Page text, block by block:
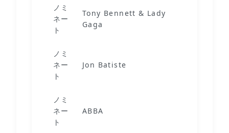
ノミ
ネー
ト
Tony Bennett & Lady
Gaga
ノミ
ネー
ト
Jon Batiste
ノミ
ネー
ト
ABBA